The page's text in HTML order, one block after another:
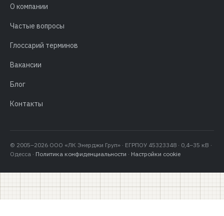
О компании
Частые вопросы
Глоссарий терминов
Вакансии
Блог
Контакты
© 2005–2026 ООО «ЛК Энерджи Груп» · ЕГРПОУ 45323348 · 0,4–35 кВ ·
Одесса · Политика конфиденциальности · Настройки cookie